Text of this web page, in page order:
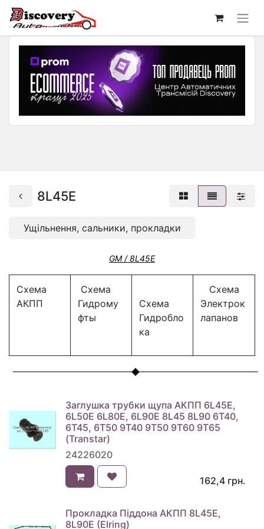
8L45E
Ущільнення, сальники, прокладки
GM / 8L45E
Схема
АКПП
Схема
Гидрому
фты
Схема
Гидробло
ка
Схема
Электрок
лапанов
Заглушка трубки щупа АКПП 6L45E,
6L50E 6L80E, 6L90E 8L45 8L90 6T40,
6T45, 6T50 9T40 9T50 9T60 9T65
(Transtar)
24226020
162,4 грн.
Прокладка Піддона АКПП 8L45E,
8L90E (Elring)